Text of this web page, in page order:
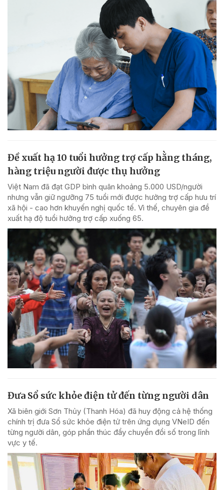
Đề xuất hạ 10 tuổi hưởng trợ cấp hằng tháng,
hàng triệu người được thụ hưởng
Việt Nam đã đạt GDP bình quân khoảng 5.000 USD/người
nhưng vẫn giữ ngưỡng 75 tuổi mới được hưởng trợ cấp hưu trí
xã hội - cao hơn khuyến nghị quốc tế. Vì thế, chuyên gia đề
xuất hạ độ tuổi hưởng trợ cấp xuống 65.
Đưa Sổ sức khỏe điện tử đến từng người dân
Xã biên giới Sơn Thủy (Thanh Hóa) đã huy động cả hệ thống
chính trị đưa Sổ sức khỏe điện tử trên ứng dụng VNeID đến
từng người dân, góp phần thúc đẩy chuyển đổi số trong lĩnh
vực y tế.